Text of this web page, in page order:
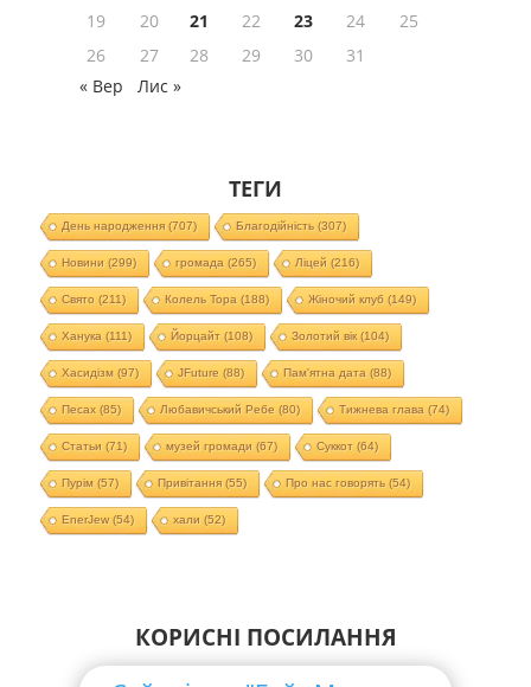
19
20 21 22 23 24
25
26
27 28 29 30
31
« Вер
Лис »
ТЕГИ
День народження(707) Благодійність (307)
Новини (299) громада (265) Ліцей (216)
Свято (211) Колель Тора (188) Жіночий клуб (149)
Ханука (111) Йорцайт (108) Золотий вік(104)
Хасидізм (97) JFuture (88) Пам'ятна дата (88)
Песах(85) Любавичський Ребе (80) Тижнева глава (74)
Статьи (71) музей громади (67) Суккот (64)
Пурім (57) Привітання(55) Про нас говорять (54)
EnerJew(54) хали (52)
КОРИСНІ ПОСИЛАННЯ